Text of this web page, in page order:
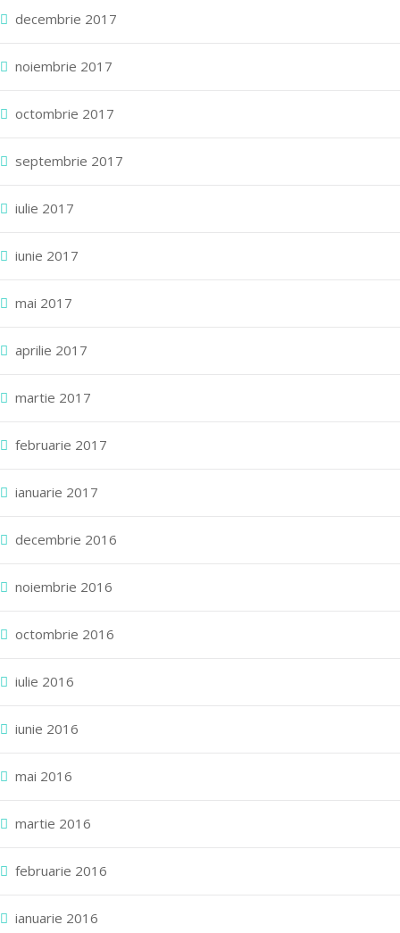
decembrie 2017
noiembrie 2017
octombrie 2017
septembrie 2017
iulie 2017
iunie 2017
mai 2017
aprilie 2017
martie 2017
februarie 2017
ianuarie 2017
decembrie 2016
noiembrie 2016
octombrie 2016
iulie 2016
iunie 2016
mai 2016
martie 2016
februarie 2016
ianuarie 2016